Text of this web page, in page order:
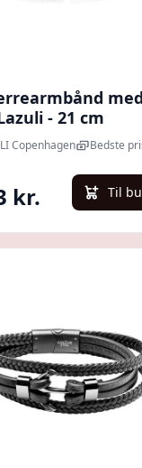
med
- 21 cm
Copenhagen Bedste
kr. Til